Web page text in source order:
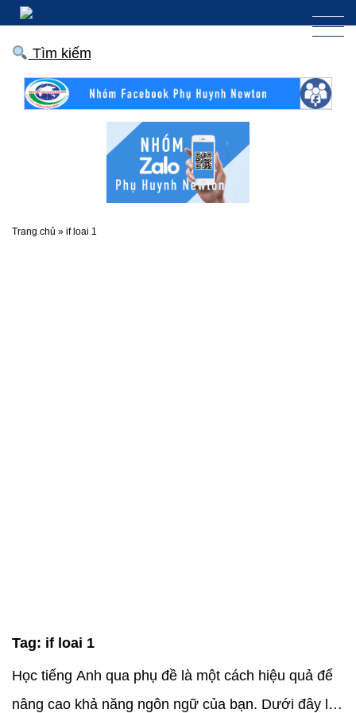
Tìm kiếm
Trang chủ » if loai 1
Tag: if loai 1
Học tiếng Anh qua phụ đề là một cách hiệu quả để
nâng cao khả năng ngôn ngữ của bạn. Dưới đây là